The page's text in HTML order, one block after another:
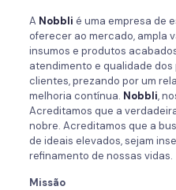
A Nobbli é uma empresa de
oferecer ao mercado, ampla
insumos e produtos
atendimento e qualidade
clientes, prezando por um
melhoria contínua. Nobbli,
Acreditamos que a
nobre. Acreditamos que a
de ideais elevados, sejam
refinamento de nossas vidas.
Missão